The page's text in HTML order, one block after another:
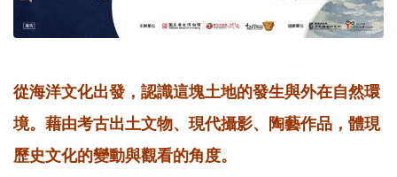
從海洋文化出發，認識這塊土地的發生與外在自然環
境。藉由考古出土文物、現代攝影、陶藝作品，體現
歷史文化的變動與觀看的角度。